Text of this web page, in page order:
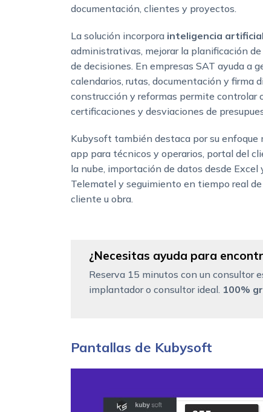
documentación, clientes y proyectos.
La solución incorpora inteligencia artificial
administrativas, mejorar la planificación
de decisiones. En empresas SAT ayuda a
calendarios, rutas, documentación y firma
construcción y reformas permite controlar
certificaciones y desviaciones de
Kubysoft también destaca por su enfoque
app para técnicos y operarios, portal del
la nube, importación de datos desde
Telematel y seguimiento en tiempo real
cliente u obra.
¿Necesitas ayuda para
Reserva 15 minutos con un consultor
implantador o consultor ideal. 100%
Pantallas de Kubysoft